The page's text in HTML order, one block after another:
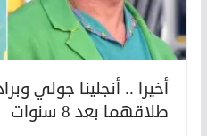
أخيرا .. أنجلينا جولي
طلاقهما بعد 8 سنوات